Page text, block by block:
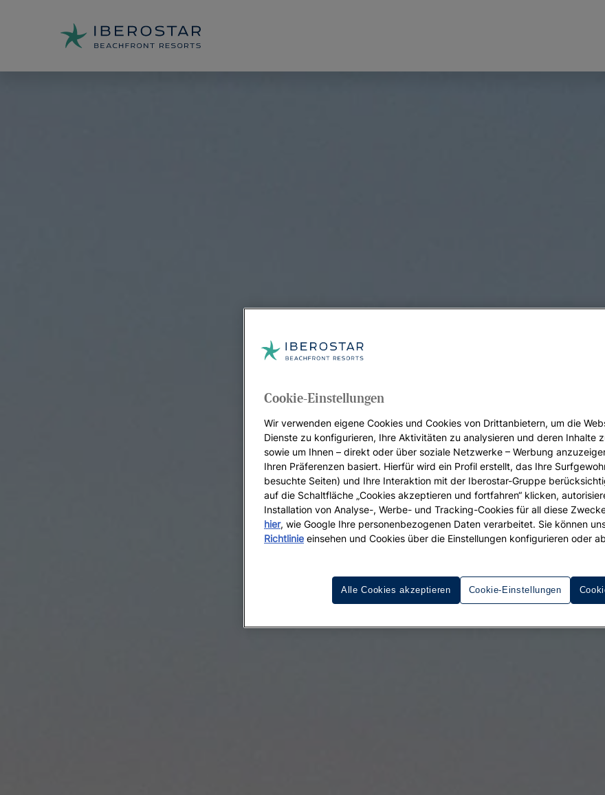
Cookie-Einstellungen
Wir verwenden eigene Cookies und Cookies von Drittanbietern, um die
Dienste zu konfigurieren, Ihre Aktivitäten zu analysieren und deren Inhalte
sowie um Ihnen – direkt oder über soziale Netzwerke – Werbung
Ihren Präferenzen basiert. Hierfür wird ein Profil erstellt, das Ihre
besuchte Seiten) und Ihre Interaktion mit der Iberostar-Gruppe
auf die Schaltfläche „Cookies akzeptieren und fortfahren“ klicken,
Installation von Analyse-, Werbe- und Tracking-Cookies für all diese
hier, wie Google Ihre personenbezogenen Daten verarbeitet. Sie können
Richtlinie einsehen und Cookies über die Einstellungen konfigurieren oder
Cookie-Einstellungen
Alle Cookies akzeptieren